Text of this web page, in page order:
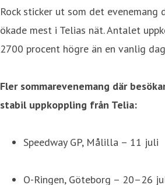
Rock sticker ut som det evenemang
ökade mest i Telias nät. Antalet
2700 procent högre än en vanlig
Fler sommarevenemang där
stabil uppkoppling från Telia:
Speedway GP, Målilla – 11 juli
O-Ringen, Göteborg – 20–26